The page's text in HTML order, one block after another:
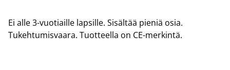
Ei alle 3-vuotiaille lapsille. Sisältää pieniä osia.
Tukehtumisvaara. Tuotteella on CE-merkintä.